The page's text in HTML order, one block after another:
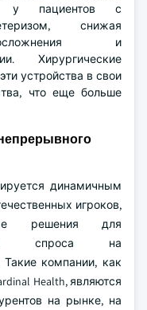
у пациентов с
снижая
осложнения и
Хирургические
устройства в свои
что еще больше
динамичным
игроков,
решения для
спроса на
компании, как
Health, являются
на рынке, на